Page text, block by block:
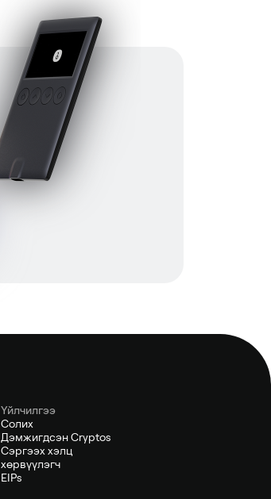
Үйлчилгээ
Солих
Дэмжигдсэн Cryptos
Сэргээх хэлц
хөрвүүлэгч
EIPs